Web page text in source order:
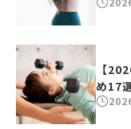
【
め17